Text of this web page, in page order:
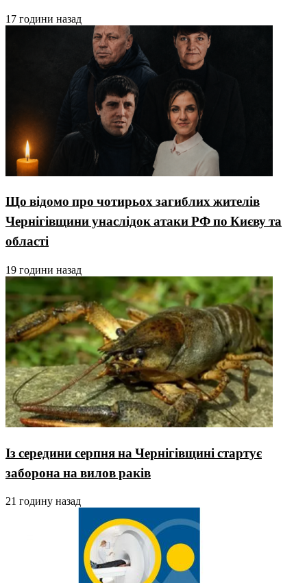
17 години назад
Що відомо про чотирьох загиблих жителів
Чернігівщини унаслідок атаки РФ по Києву та
області
19 години назад
Із середини серпня на Чернігівщині стартує
заборона на вилов раків
21 годину назад